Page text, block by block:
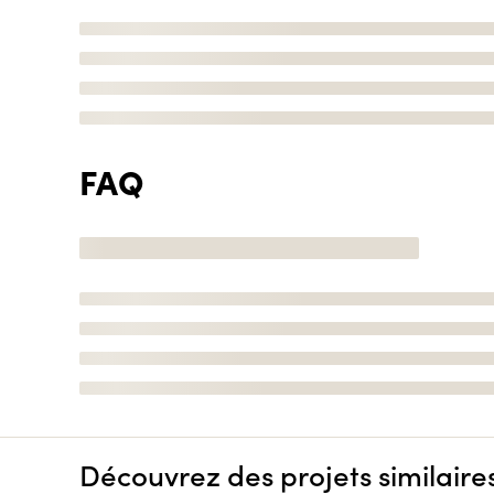
FAQ
Découvrez des projets